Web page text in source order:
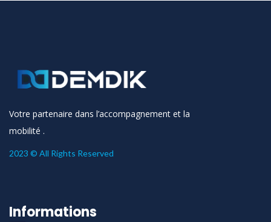
Votre partenaire dans l’accompagnement et la
mobilité .
2023 © All Rights Reserved
Informations